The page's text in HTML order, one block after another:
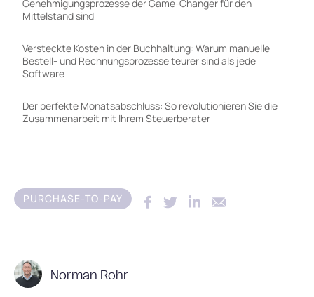
Genehmigungsprozesse der Game-Changer für den
Mittelstand sind
Versteckte Kosten in der Buchhaltung: Warum manuelle
Bestell- und Rechnungsprozesse teurer sind als jede
Software
Der perfekte Monatsabschluss: So revolutionieren Sie die
Zusammenarbeit mit Ihrem Steuerberater
PURCHASE-TO-PAY
Norman Rohr